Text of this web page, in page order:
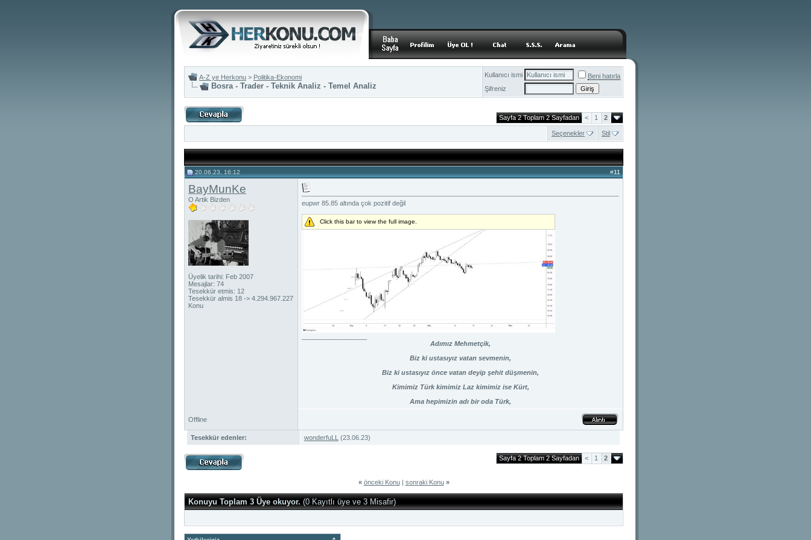
A-Z ye Herkonu > Politika-Ekonomi
Bosra - Trader - Teknik Analiz - Temel Analiz
Kullanıcı ismi
Beni hatırla
Şifreniz
Sayfa 2 Toplam 2 Sayfadan < 1 2
Seçenekler Stil
20.06.23, 16:12 #11
BayMunKe
O Artik Bizden
Üyelik tarihi: Feb 2007
Mesajlar: 74
Tesekkür etmis: 12
Tesekkür almis 18 -> 4.294.967.227
Konu
eupwr 85.85 altında çok pozitif değil
Click this bar to view the full image.
Adımız Mehmetçik,
Biz ki ustasıyız vatan sevmenin,
Biz ki ustasıyız önce vatan deyip şehit düşmenin,
Kimimiz Türk kimimiz Laz kimimiz ise Kürt,
Ama hepimizin adı bir oda Türk,
Offline
Tesekkür edenler: wonderfuLL (23.06.23)
Sayfa 2 Toplam 2 Sayfadan < 1 2
« önceki Konu| sonraki Konu »
Konuyu Toplam 3 Üye okuyor. (0 Kayıtlı üye ve 3 Misafir)